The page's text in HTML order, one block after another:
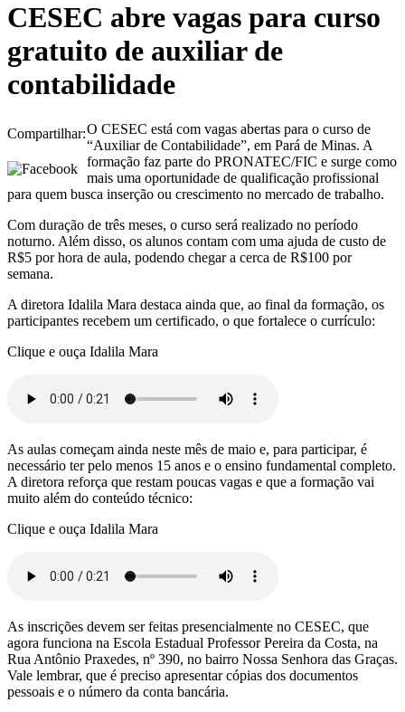
CESEC abre vagas para curso
gratuito de auxiliar de
contabilidade
Compartilhar:O CESEC está com vagas abertas para o curso de
“Auxiliar de Contabilidade”, em Pará de Minas. A
formação faz parte do PRONATEC/FIC e surge como
mais uma oportunidade de qualificação profissional
para quem busca inserção ou crescimento no mercado de trabalho.
Com duração de três meses, o curso será realizado no período
noturno. Além disso, os alunos contam com uma ajuda de custo de
R$5 por hora de aula, podendo chegar a cerca de R$100 por
semana.
A diretora Idalila Mara destaca ainda que, ao final da formação, os
participantes recebem um certificado, o que fortalece o currículo:
Clique e ouça Idalila Mara
As aulas começam ainda neste mês de maio e, para participar, é
necessário ter pelo menos 15 anos e o ensino fundamental completo.
A diretora reforça que restam poucas vagas e que a formação vai
muito além do conteúdo técnico:
Clique e ouça Idalila Mara
As inscrições devem ser feitas presencialmente no CESEC, que
agora funciona na Escola Estadual Professor Pereira da Costa, na
Rua Antônio Praxedes, nº 390, no bairro Nossa Senhora das Graças.
Vale lembrar, que é preciso apresentar cópias dos documentos
pessoais e o número da conta bancária.